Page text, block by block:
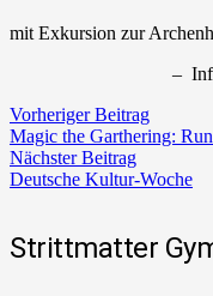
mit Exkursion zur
–
Vorheriger Beitrag
Magic the Garthering:
Nächster Beitrag
Deutsche Kultur-Woche
Strittmatter